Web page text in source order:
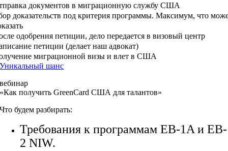
документов в миграционную службу США
доказательств под критерия программы. Максимум, что
одобрения петиции, дело передается в визовый центр
петиции (делает наш адвокат)
миграционной визы и влет в США
Уникальный шанс
вебинар
«Как получить GreenCard США для талантов»
Что будем разбирать:
Требования к программам EB-1A и EB-
2 NIW.